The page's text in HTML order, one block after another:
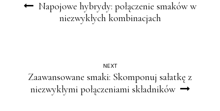
Napojowe hybrydy: połączenie smaków w
niezwykłych kombinacjach
NEXT
Zaawansowane smaki: Skomponuj sałatkę z
niezwykłymi połączeniami składników